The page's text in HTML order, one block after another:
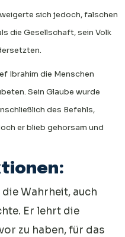
sich jedoch, falschen
die Gesellschaft, sein Volk
Ibrahim die Menschen
Sein Glaube wurde
des Befehls,
er blieb gehorsam und
Wahrheit, auch
Er lehrt die
zu haben, für das